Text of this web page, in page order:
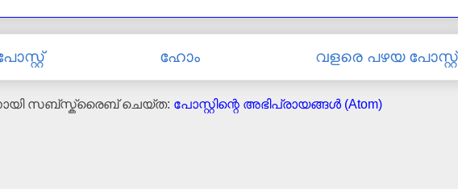
വളരെ പഴയ പോസ്റ്റ്
ഹോം
സബ്‌സ്ക്രൈബ് ചെയ്ത: പോസ്റ്റിന്റെ അഭിപ്രായങ്ങള്‍ (Atom)